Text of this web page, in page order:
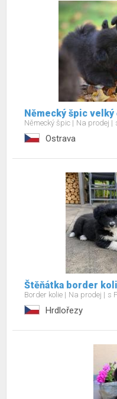
Německý špic velký
Německý špic Na prodej
Ostrava
Štěňátka border
Border kolie Na prodej s
Hrdlořezy